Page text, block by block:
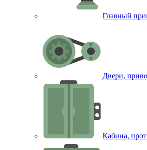
Главный
Двери,
Кабина,